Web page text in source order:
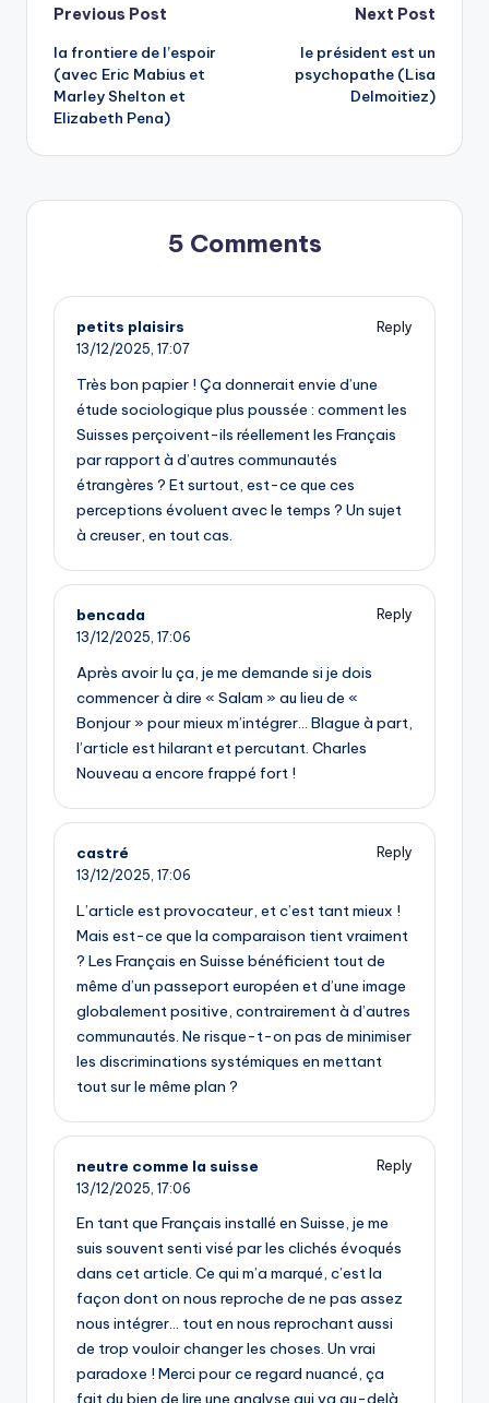
Post
navigation
Previous Post
la frontiere de l’espoir
(avec Eric Mabius et
Marley Shelton et
Elizabeth Pena)
Next Post
le président est un
psychopathe (Lisa
Delmoitiez)
5 Comments
petits plaisirs
Reply
13/12/2025, 17:07
Très bon papier ! Ça donnerait envie d’une
étude sociologique plus poussée : comment les
Suisses perçoivent-ils réellement les Français
par rapport à d’autres communautés
étrangères ? Et surtout, est-ce que ces
perceptions évoluent avec le temps ? Un sujet
à creuser, en tout cas.
bencada
Reply
13/12/2025, 17:06
Après avoir lu ça, je me demande si je dois
commencer à dire « Salam » au lieu de «
Bonjour » pour mieux m’intégrer… Blague à part,
l’article est hilarant et percutant. Charles
Nouveau a encore frappé fort !
castré
Reply
13/12/2025, 17:06
L’article est provocateur, et c’est tant mieux !
Mais est-ce que la comparaison tient vraiment
? Les Français en Suisse bénéficient tout de
même d’un passeport européen et d’une image
globalement positive, contrairement à d’autres
communautés. Ne risque-t-on pas de minimiser
les discriminations systémiques en mettant
tout sur le même plan ?
neutre comme la suisse
Reply
13/12/2025, 17:06
En tant que Français installé en Suisse, je me
suis souvent senti visé par les clichés évoqués
dans cet article. Ce qui m’a marqué, c’est la
façon dont on nous reproche de ne pas assez
nous intégrer… tout en nous reprochant aussi
de trop vouloir changer les choses. Un vrai
paradoxe ! Merci pour ce regard nuancé, ça
fait du bien de lire une analyse qui va au-delà